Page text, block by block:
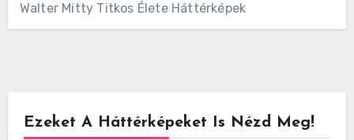
Walter Mitty Titkos Élete Háttérképek
Ezeket A Háttérképeket Is Nézd Meg!